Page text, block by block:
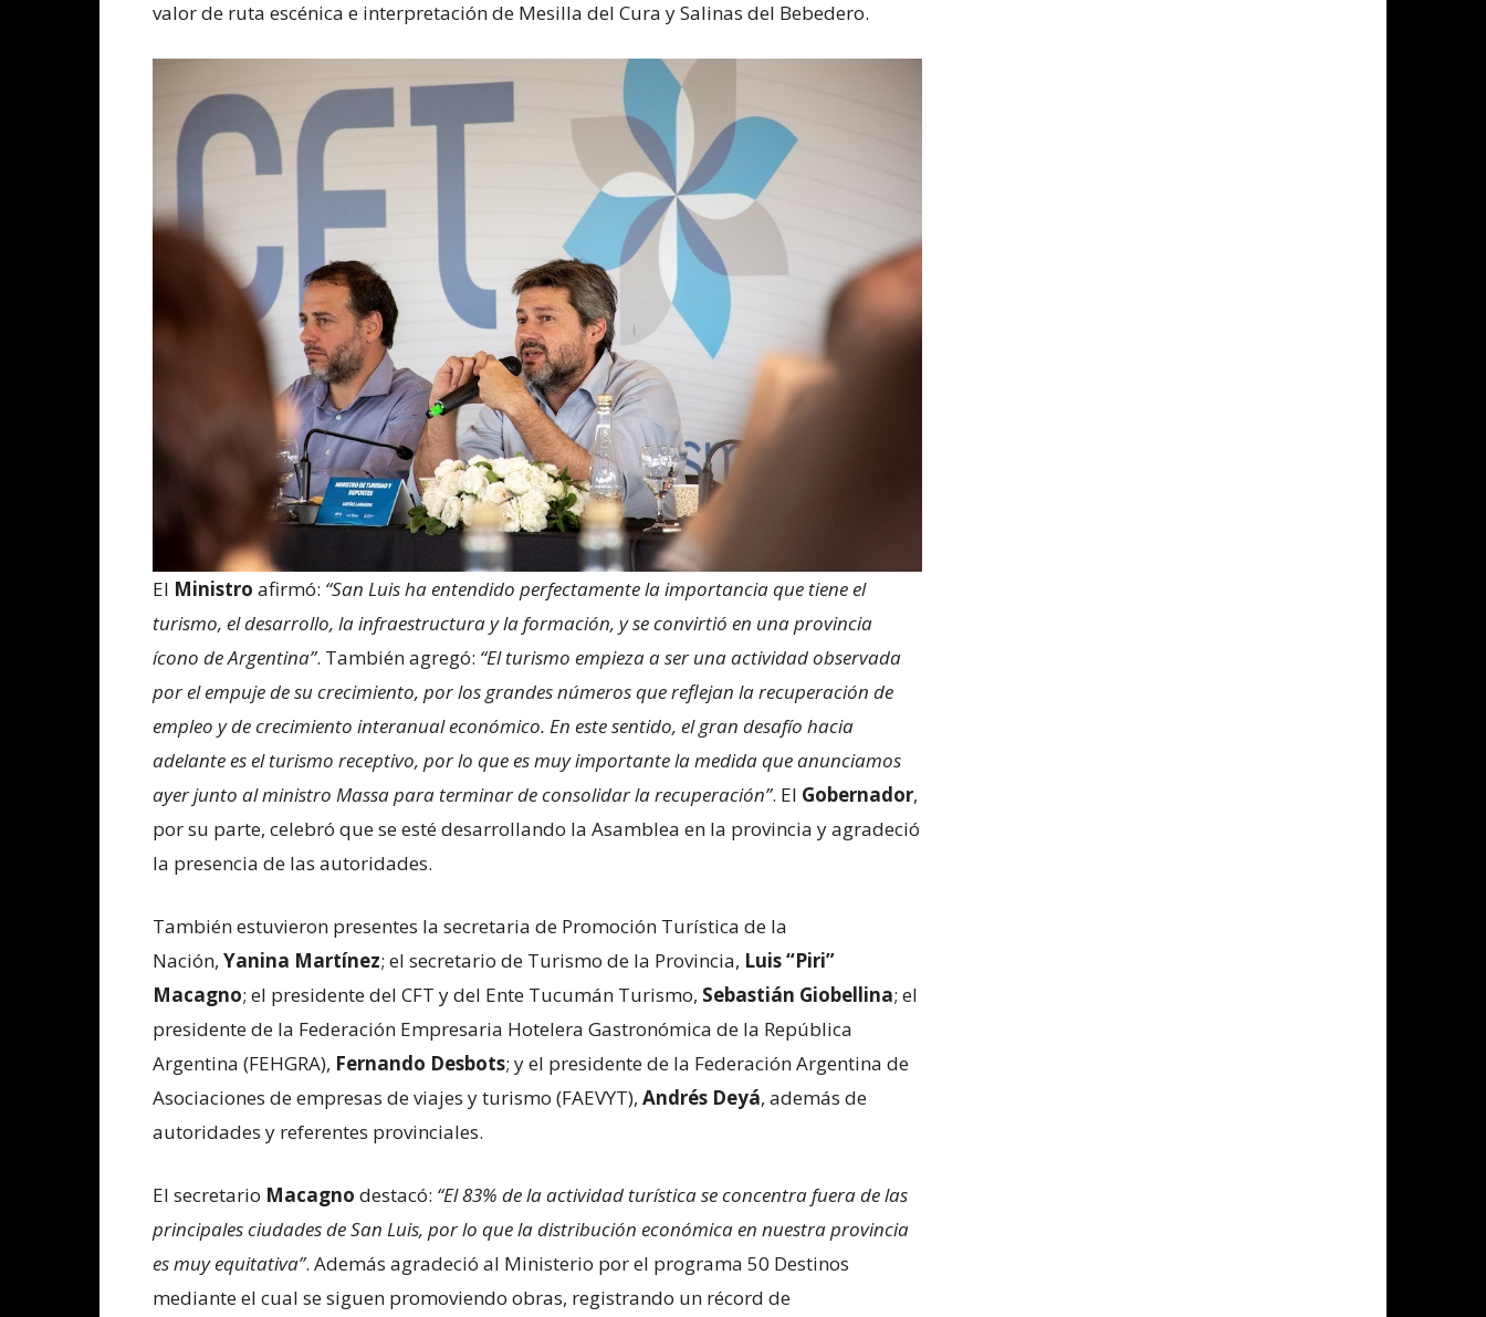
valor de ruta escénica e interpretación de Mesilla del Cura y Salinas del Bebedero.
El Ministro afirmó: “San Luis ha entendido perfectamente la importancia que tiene el
turismo, el desarrollo, la infraestructura y la formación, y se convirtió en una provincia
ícono de Argentina”. También agregó: “El turismo empieza a ser una actividad observada
por el empuje de su crecimiento, por los grandes números que reflejan la recuperación de
empleo y de crecimiento interanual económico. En este sentido, el gran desafío hacia
adelante es el turismo receptivo, por lo que es muy importante la medida que anunciamos
ayer junto al ministro Massa para terminar de consolidar la recuperación”. El Gobernador,
por su parte, celebró que se esté desarrollando la Asamblea en la provincia y agradeció
la presencia de las autoridades.
También estuvieron presentes la secretaria de Promoción Turística de la
Nación, Yanina Martínez; el secretario de Turismo de la Provincia, Luis “Piri”
Macagno; el presidente del CFT y del Ente Tucumán Turismo, Sebastián Giobellina; el
presidente de la Federación Empresaria Hotelera Gastronómica de la República
Argentina (FEHGRA), Fernando Desbots; y el presidente de la Federación Argentina de
Asociaciones de empresas de viajes y turismo (FAEVYT), Andrés Deyá, además de
autoridades y referentes provinciales.
El secretario Macagno destacó: “El 83% de la actividad turística se concentra fuera de las
principales ciudades de San Luis, por lo que la distribución económica en nuestra provincia
es muy equitativa”. Además agradeció al Ministerio por el programa 50 Destinos
mediante el cual se siguen promoviendo obras, registrando un récord de